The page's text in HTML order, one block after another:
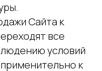
Сайта к
все
условий
к